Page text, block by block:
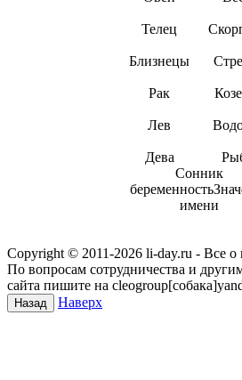
Телец
Близнецы
Рак
Лев
Дева
Сонник
имени
Copyright © 2011-2026 li-day.ru - Все о
По вопросам сотрудничества и
сайта пишите на
Наверх